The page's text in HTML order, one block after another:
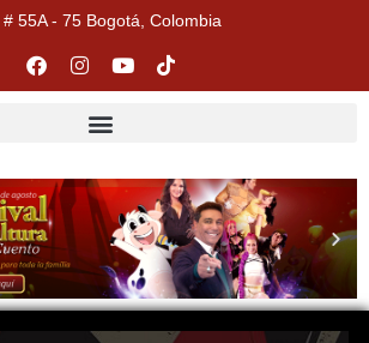
55A - 75 Bogotá, Colombia